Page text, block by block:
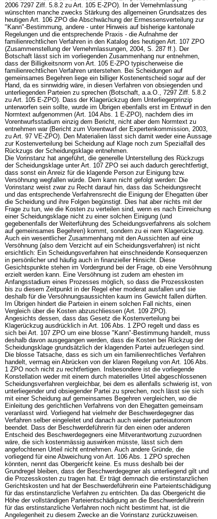
2006 7297 Ziff. 5.8.2 zu Art. 105 E-ZPO). In der Vernehmlassung
wünschten manche zwecks Stärkung des allgemeinen Grundsatzes des
heutigen Art. 106 ZPO die Abschwächung der Ermessensverteilung zur
"Kann"-Bestimmung, andere - unter Hinweis auf bisherige kantonale
Regelungen und die entsprechende Praxis - die Aufnahme der
familienrechtlichen Verfahren in den Katalog des heutigen Art. 107 ZPO
(Zusammenstellung der Vernehmlassungen, 2004, S. 287 ff.). Der
Botschaft lässt sich im vorliegenden Zusammenhang nur entnehmen,
dass der Billigkeitsnorm von Art. 105 E-ZPO typischerweise die
familienrechtlichen Verfahren unterstehen. Bei Scheidungen auf
gemeinsames Begehren liege ein billiger Kostenentscheid sogar auf der
Hand, da es sinnwidrig wäre, in diesen Verfahren von obsiegenden und
unterliegenden Parteien zu sprechen (Botschaft, a.a.O., 7297 Ziff. 5.8.2
zu Art. 105 E-ZPO). Dass der Klagerückzug dem Unterliegerprinzip
unterworfen sein sollte, wurde im Übrigen ebenfalls erst im Entwurf in den
Normtext aufgenommen (Art. 104 Abs. 1 E-ZPO), nachdem dies im
Vorentwurfsstadium einzig dem Bericht, nicht aber dem Normtext zu
entnehmen war (Bericht zum Vorentwurf der Expertenkommission, 2003,
zu Art. 97 VE-ZPO). Den Materialien lässt sich damit weder eine Aussage
zur Kostenverteilung bei Scheidung auf Klage noch zum Spezialfall des
Rückzugs der Scheidungsklage entnehmen.
Die Vorinstanz hat angeführt, die generelle Unterstellung des Rückzugs
der Scheidungsklage unterArt. 107 ZPO sei auch dadurch gerechtfertigt,
dass sonst ein Anreiz für die klagende Person zur Einigung bzw.
Versöhnung wegfallen würde. Dem kann nicht gefolgt werden: Die
Vorinstanz weist zwar zu Recht darauf hin, dass das Scheidungsrecht
und das entsprechende Verfahrensrecht die Einigung der Ehegatten über
die Scheidung und ihre Folgen begünstigt. Dies hat aber nichts mit der
Frage zu tun, wie die Kosten zu verteilen sind, wenn es nach Einreichung
einer Scheidungsklage nicht zu einer solchen Einigung (und
gegebenenfalls der Weiterführung des Scheidungsverfahrens als solchem
auf gemeinsames Begehren) kommt, sondern zu ei nem Klagerückzug.
Auch ein wesentlicher Zusammenhang mit den Aussichten auf eine
Versöhnung (also dem Verzicht auf ein Scheidungsverfahren) ist nicht
ersichtlich: Ein Scheidungsverfahren hat einschneidende Konsequenzen
in persönlicher und häufig auch in finanzieller Hinsicht. Diese
Gesichtspunkte stehen im Vordergrund bei der Frage, ob eine Versöhnung
erzielt werden kann. Eine Versöhnung ist zudem am ehesten im
Anfangsstadium eines Prozesses möglich, so dass die Prozesskosten
bis zu diesem Zeitpunkt in der Regel eher moderat ausfallen und sie
deshalb für die Versöhnungsaussichten kaum ins Gewicht fallen dürften.
Im Übrigen hindert die Parteien in einem solchen Fall nichts, einen
Vergleich über die Kosten abzuschliessen (Art. 109 ZPO).
Angesichts dessen, dass das Gesetz die Kostenverteilung bei
Klagerückzug ausdrücklich in Art. 106 Abs. 1 ZPO regelt und dass es
sich bei Art. 107 ZPO um eine blosse "Kann"-Bestimmung handelt, muss
deshalb davon ausgegangen werden, dass die Kosten bei Rückzug der
Scheidungsklage grundsätzlich der klagenden Partei aufzuerlegen sind.
Die blosse Tatsache, dass es sich um ein familienrechtliches Verfahren
handelt, vermag ein Abrücken von der klaren Regelung von Art. 106 Abs.
1 ZPO noch nicht zu rechtfertigen. Insbesondere ist die vorliegende
Konstellation weder mit einem durch materielles Urteil abgeschlossenen
Scheidungsverfahren vergleichbar, bei dem es allenfalls schwierig ist, von
unterliegender und obsiegender Partei zu sprechen, noch lässt sie sich
mit einer Scheidung auf gemeinsames Begehren vergleichen, wo die
Einleitung des gerichtlichen Verfahrens von den Ehegatten gemeinsam
veranlasst wird. Vorliegend hat vielmehr der Beschwerdegegner das
Verfahren selber eingeleitet und danach auch wieder parteiautonom
beendet. Dass der Beschwerdeführerin für den einen oder anderen
Entscheid des Beschwerdegegners eine Mitverantwortung zuzuordnen
wäre, die sich kostenmässig auswirken müsste, lässt sich dem
angefochtenen Urteil nicht entnehmen. Auch andere Gründe, die
vorliegend für eine Abweichung von Art. 106 Abs. 1 ZPO sprechen
könnten, nennt das Obergericht keine. Es muss deshalb bei der
Grundregel bleiben, dass der Beschwerdegegner als unterliegend gilt und
die Prozesskosten zu tragen hat. Er trägt demnach die erstinstanzlichen
Gerichtskosten und hat der Beschwerdeführerin eine Parteientschädigung
für das erstinstanzliche Verfahren zu entrichten. Da das Obergericht die
Höhe der vollständigen Parteientschädigung an die Beschwerdeführerin
für das erstinstanzliche Verfahren noch nicht bestimmt hat, ist die
Angelegenheit zu diesem Zwecke an die Vorinstanz zurückzuweisen.